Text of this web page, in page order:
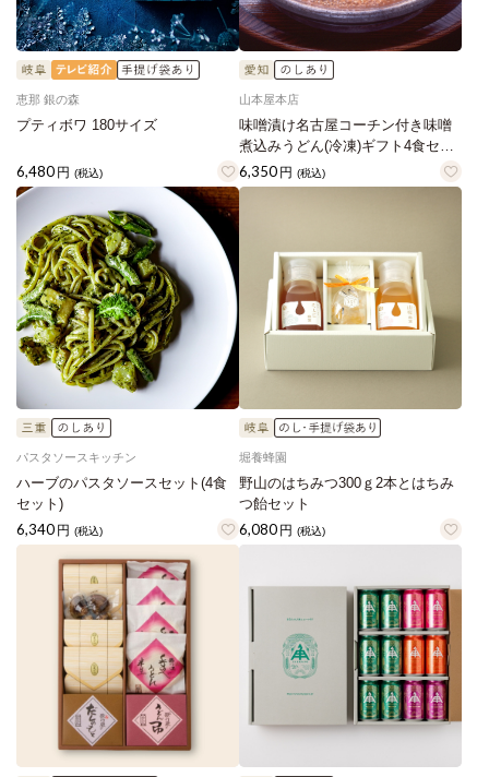
恵那 銀の森
プティボワ 180サイズ
6,480 円 (税込)
山本屋本店
味噌漬け名古屋コーチン付き味噌
煮込みうどん(冷凍)ギフト4食セッ
ト
6,350 円 (税込)
パスタソースキッチン
ハーブのパスタソースセット(4食
セット)
6,340 円 (税込)
堀養蜂園
野山のはちみつ300ｇ2本とはちみ
つ飴セット
6,080 円 (税込)